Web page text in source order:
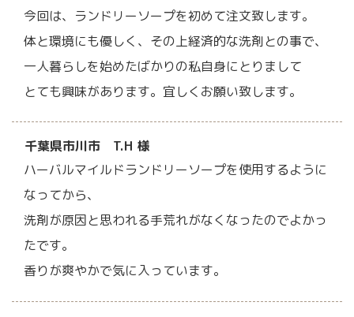
今回は、ランドリーソープを初めて注文致します。
体と環境にも優しく、その上経済的な洗剤との事で、
一人暮らしを始めたばかりの私自身にとりまして
とても興味があります。宜しくお願い致します。
千葉県市川市 T.H 様
ハーバルマイルドランドリーソープを使用するように
なってから、
洗剤が原因と思われる手荒れがなくなったのでよかっ
たです。
香りが爽やかで気に入っています。